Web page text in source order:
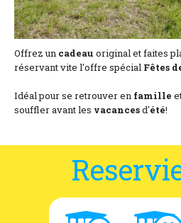
Campingplatz und Preise
Zimmer pro Nacht und Preise
Offrez un cadeau original et faites
réservant vite l'offre spécial Fêtes
Idéal pour se retrouver en famille
souffler avant les vacancesd'été!